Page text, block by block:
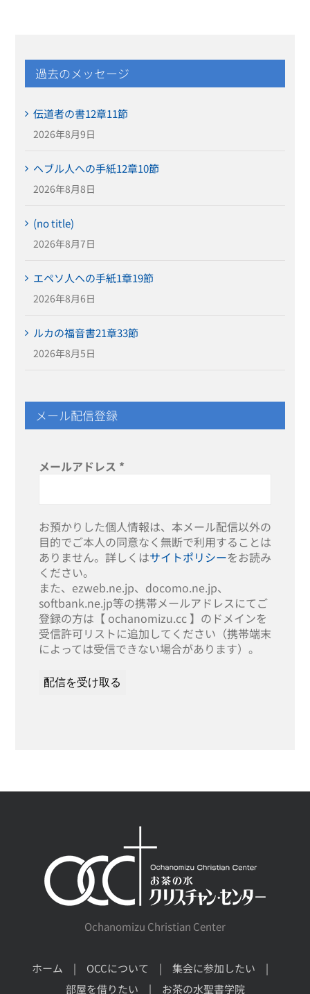
過去のメッセージ
伝道者の書12章11節
2026年8月9日
ヘブル人への手紙12章10節
2026年8月8日
(no title)
2026年8月7日
エペソ人への手紙1章19節
2026年8月6日
ルカの福音書21章33節
2026年8月5日
メール配信登録
メールアドレス *
お預かりした個人情報は、本メール配信以外の
目的でご本人の同意なく無断で利用することは
ありません。詳しくはサイトポリシーをお読み
ください。
また、ezweb.ne.jp、docomo.ne.jp、
softbank.ne.jp等の携帯メールアドレスにてご
登録の方は【 ochanomizu.cc 】のドメインを
受信許可リストに追加してください（携帯端末
によっては受信できない場合があります）。
Ochanomizu Christian Center
ホーム OCCについて
集会に参加したい
部屋を借りたい
お茶の水聖書学院